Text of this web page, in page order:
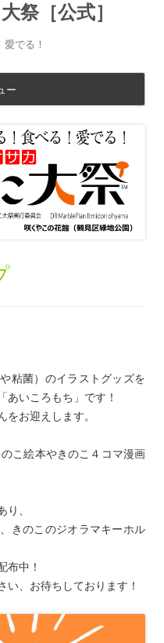
祭［公式］
でる！
ー
粘菌）のイラストグッズを
あいころもち」です！
お迎えします。
こ絵本やきのこ４コマ漫画
、
きのこのジオラマキーホル
布中！
、お待ちしております！